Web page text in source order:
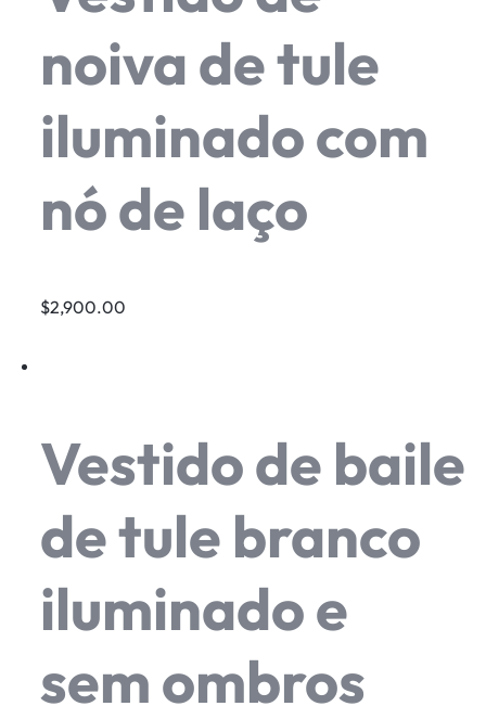
noiva de tule
iluminado com
nó de laço
$2,900.00
Vestido de baile
de tule branco
iluminado e
sem ombros